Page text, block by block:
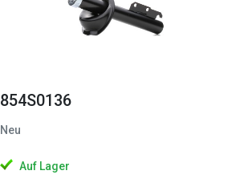
854S0136
Neu
Auf Lager